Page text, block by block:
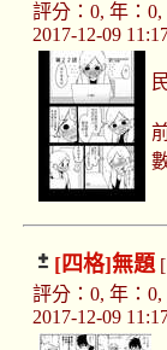
評分：0, 年：
2017-12-09
[四格]無題[
評分：0, 年：
2017-12-09